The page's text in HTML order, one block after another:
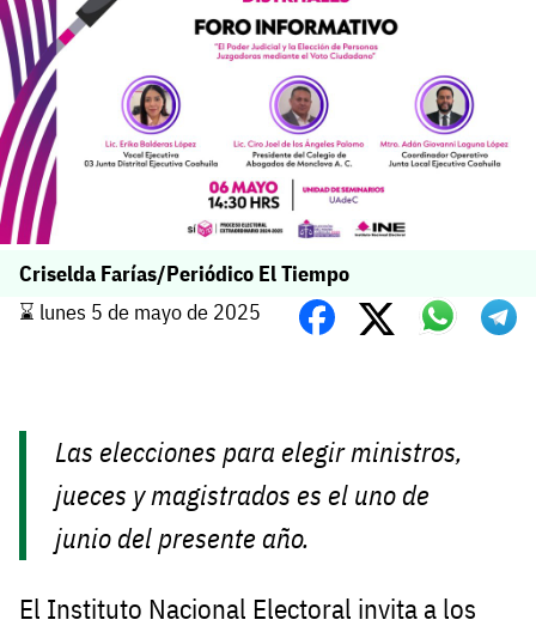
Criselda Farías/Periódico El Tiempo
⌛️ lunes 5 de mayo de 2025
Las elecciones para elegir ministros,
jueces y magistrados es el uno de
junio del presente año.
El Instituto Nacional Electoral invita a los